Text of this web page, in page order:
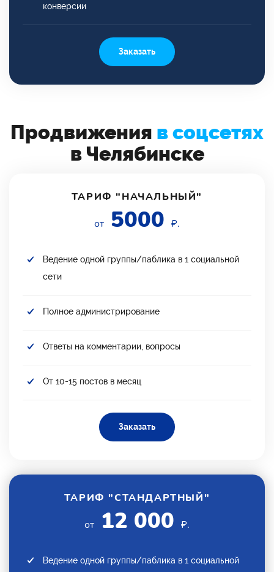
конверсии
Заказать
Продвижения в соцсетях
в Челябинске
ТАРИФ "НАЧАЛЬНЫЙ"
от 5000 ₽.
Ведение одной группы/паблика в 1 социальной
сети
Полное администрирование
Ответы на комментарии, вопросы
От 10-15 постов в месяц
Заказать
ТАРИФ "СТАНДАРТНЫЙ"
от 12 000 ₽.
Ведение одной группы/паблика в 1 социальной